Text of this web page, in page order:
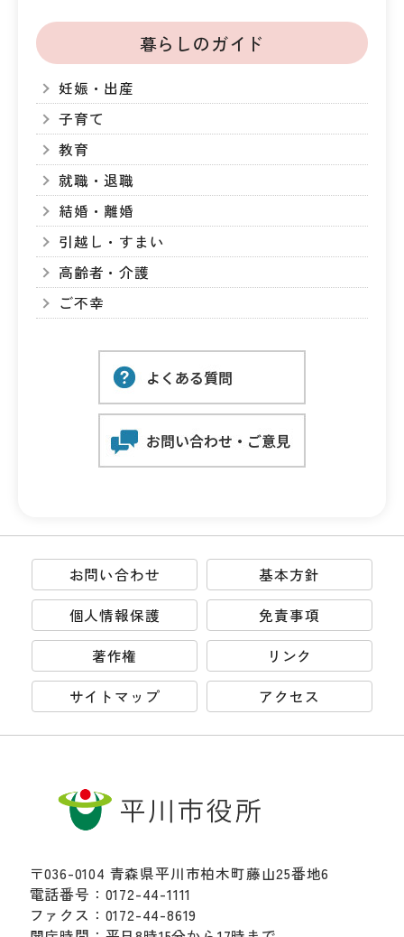
暮らしのガイド
妊娠・出産
子育て
教育
就職・退職
結婚・離婚
引越し・すまい
高齢者・介護
ご不幸
お問い合わせ
基本方針
個人情報保護
免責事項
著作権
リンク
サイトマップ
アクセス
〒036-0104 青森県平川市柏木町藤山25番地6
電話番号：0172-44-1111
ファクス：0172-44-8619